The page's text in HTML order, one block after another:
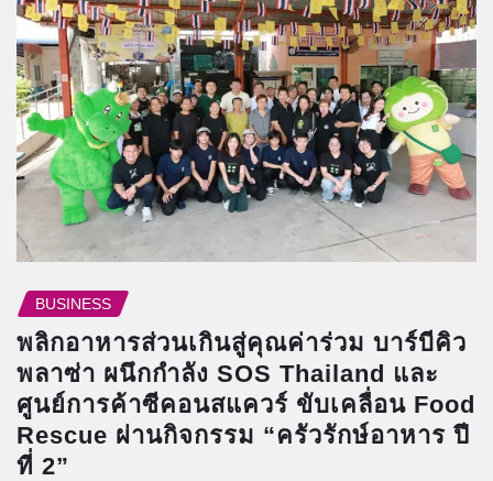
BUSINESS
พลิกอาหารส่วนเกินสู่คุณค่าร่วม บาร์บีคิว
พลาซ่า ผนึกกำลัง SOS Thailand และ
ศูนย์การค้าซีคอนสแควร์ ขับเคลื่อน Food
Rescue ผ่านกิจกรรม “ครัวรักษ์อาหาร ปี
ที่ 2”